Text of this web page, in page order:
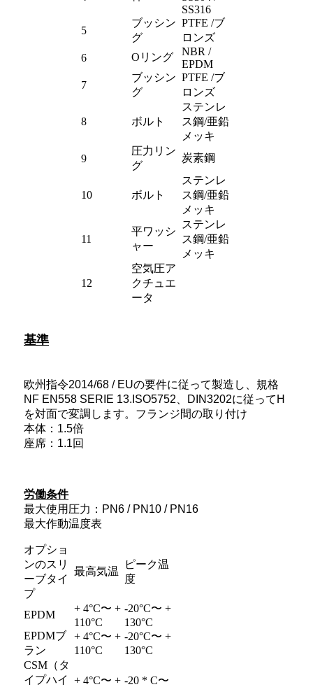
SS316
5
ブッシン
グ
PTFE /ブ
ロンズ
6
Oリング
NBR /
EPDM
7
ブッシン
グ
PTFE /ブ
ロンズ
8 ボルト
ステンレ
ス鋼/亜鉛
メッキ
9
圧力リン
グ
炭素鋼
10 ボルト
ステンレ
ス鋼/亜鉛
メッキ
11
平ワッシ
ャー
ステンレ
ス鋼/亜鉛
メッキ
12
空気圧ア
クチュエ
ータ
基準
欧州指令2014/68 / EUの要件に従って製造し、規格
NF EN558 SERIE 13.ISO5752、DIN3202に従ってH
を対面で変調します。フランジ間の取り付け
本体：1.5倍
座席：1.1回
労働条件
最大使用圧力：PN6 / PN10 / PN16
最大作動温度表
オプショ
ンのスリ
ーブタイ
プ
最高気温
ピーク温
度
EPDM
+ 4°C〜 +
110°C
-20°C〜 +
130°C
EPDMブ
ラン
+ 4°C〜 +
110°C
-20°C〜 +
130°C
CSM（タ
イプハイ
+ 4°C〜 + -20 * C〜